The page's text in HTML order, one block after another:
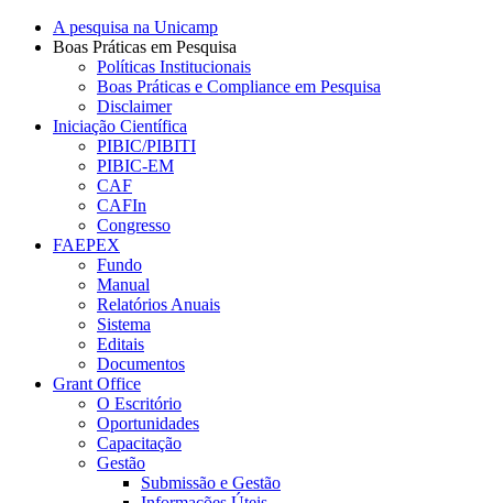
A pesquisa na Unicamp
Boas Práticas em Pesquisa
Políticas Institucionais
Boas Práticas e Compliance em Pesquisa
Disclaimer
Iniciação Científica
PIBIC/PIBITI
PIBIC-EM
CAF
CAFIn
Congresso
FAEPEX
Fundo
Manual
Relatórios Anuais
Sistema
Editais
Documentos
Grant Office
O Escritório
Oportunidades
Capacitação
Gestão
Submissão e Gestão